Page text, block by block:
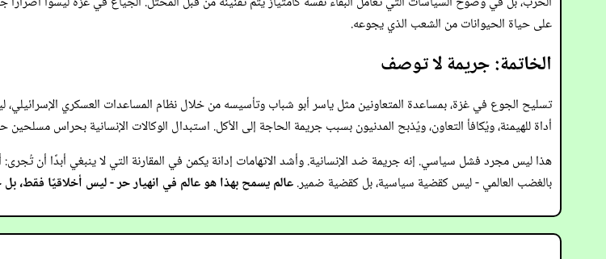
على حياة الحيوانات من الشعب الذي يجوعه.
الخاتمة: جريمة لا توصف
تسليح الجوع في غزة، بمساعدة المتعاونين مثل ياسر أبو شباب وتأسيسه من خلال نظام المساعدات العسكري
أداة للهيمنة، ويُكافأ التعاون، ويُذبح المدنيون بسبب جريمة الحاجة إلى الأكل. استبدال الوكالات الإنسانية بحراس
هذا ليس مجرد فشل سياسي. إنه جريمة ضد الإنسانية. وأشد الاتهامات إدانة يكمن في المقارنة التي لا ينبغي أبدًا أن تُجرى:
بالغضب العالمي - ليس كقضية سياسية، بل كقضية ضمير.عالم يسمح بهذا هو عالم في انهيار حر - ليس أخلاقيًا فقط،